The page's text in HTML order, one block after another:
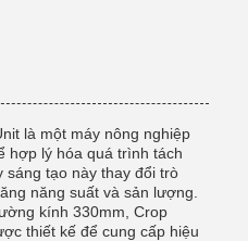
là một máy nông nghiệp
hợp lý hóa quá trình tách
sáng tạo này thay đổi trò
năng suất và sản lượng.
kính 330mm, Crop
thiết kế để cung cấp hiệu